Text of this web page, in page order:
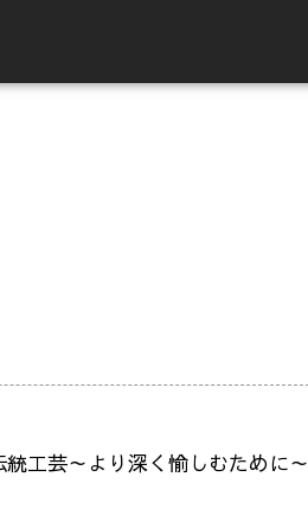
工芸～より深く愉しむために～